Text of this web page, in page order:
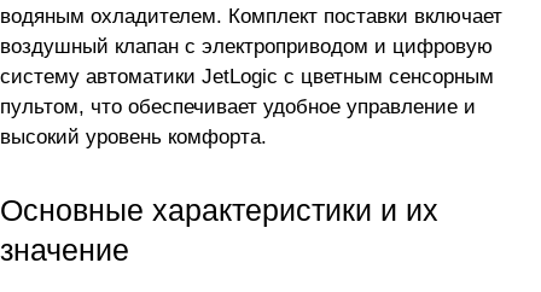
водяным охладителем. Комплект поставки включает
воздушный клапан с электроприводом и цифровую
систему автоматики JetLogic с цветным сенсорным
пультом, что обеспечивает удобное управление и
высокий уровень комфорта.
Основные характеристики и их
значение